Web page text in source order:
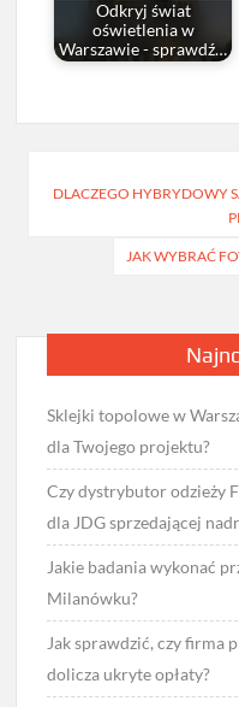
Odkryj świat
oświetlenia w
Warszawie - sprawdź…
wpisu
DLACZEGO HYBRYDOWY
JAK WYBRAĆ
Sklejki topolowe w
dla Twojego projektu?
Czy dystrybutor odzieży
dla JDG sprzedającej
Jakie badania wykonać
Milanówku?
Jak sprawdzić, czy firma
dolicza ukryte opłaty?